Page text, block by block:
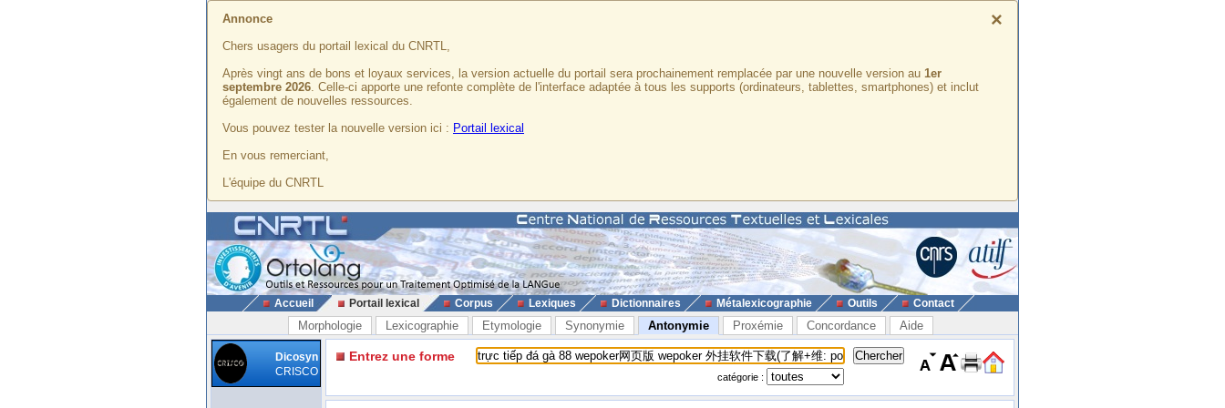
×
Annonce
Chers usagers du portail lexical du CNRTL,
Après vingt ans de bons et loyaux services, la version actuelle du portail sera prochainement remplacée par une nouvelle version au 1er
septembre 2026. Celle-ci apporte une refonte complète de l'interface adaptée à tous les supports (ordinateurs, tablettes, smartphones) et inclut
également de nouvelles ressources.
Vous pouvez tester la nouvelle version ici : Portail lexical
En vous remerciant,
L'équipe du CNRTL
Accueil Portail lexical Corpus Lexiques Dictionnaires Métalexicographie Outils Contact
Morphologie Lexicographie Etymologie Synonymie Antonymie Proxémie Concordance Aide
Dicosyn
CRISCO
Entrez une forme
catégorie :